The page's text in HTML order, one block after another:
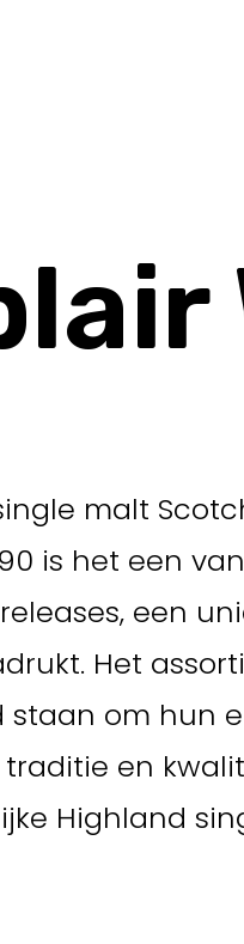
malt
is het een
een
Het
staan om hun
en
Highland